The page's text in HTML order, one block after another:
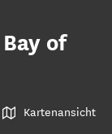
of
Kartenansicht